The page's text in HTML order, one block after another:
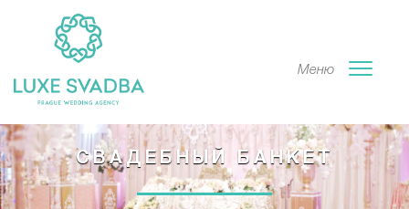
Меню
СВАДЕБНЫЙ БАНКЕТ